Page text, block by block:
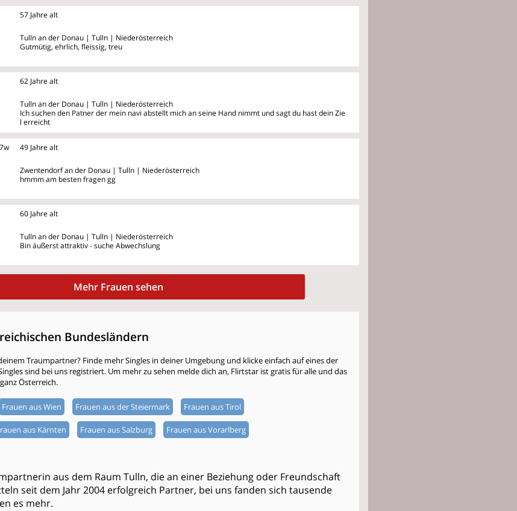
57 Jahre alt
Tulln an der Donau | Tulln | Niederösterreich
Gutmütig, ehrlich, fleissig, treu
62 Jahre alt
Tulln an der Donau | Tulln | Niederösterreich
Ich suchen den Patner der mein navi abstellt mich an seine Hand nimmt und sagt du hast dein Zie
l erreicht
49 Jahre alt
Zwentendorf an der Donau | Tulln | Niederösterreich
hmmm am besten fragen gg
60 Jahre alt
Tulln an der Donau | Tulln | Niederösterreich
Bin äußerst attraktiv - suche Abwechslung
Mehr Frauen sehen
Bundesländern
Traumpartner? Finde mehr Singles in deiner Umgebung und klicke einfach auf eines der
sind bei uns registriert. Um mehr zu sehen melde dich an, Flirtstar ist gratis für alle und das
Österreich.
Frauen aus Wien Frauen aus der Steiermark Frauen aus Tirol
aus Kärnten Frauen aus Salzburg Frauen aus Vorarlberg
aus dem Raum Tulln, die an einer Beziehung oder Freundschaft
seit dem Jahr 2004 erfolgreich Partner, bei uns fanden sich tausende
es mehr.